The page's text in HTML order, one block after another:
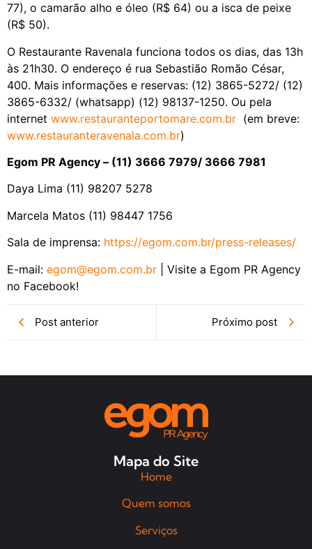
77), o camarão alho e óleo (R$ 64) ou a isca de peixe
(R$ 50).
O Restaurante Ravenala funciona todos os dias, das 13h
às 21h30. O endereço é rua Sebastião Romão César,
400. Mais informações e reservas: (12) 3865-5272/ (12)
3865-6332/ (whatsapp) (12) 98137-1250. Ou pela
internet www.restauranteportomare.com.br (em breve:
www.restauranteravenala.com.br)
Egom PR Agency – (11) 3666 7979/ 3666 7981
Daya Lima (11) 98207 5278
Marcela Matos (11) 98447 1756
Sala de imprensa: https://egom.com.br/press-releases/
E-mail: egom@egom.com.br | Visite a Egom PR Agency
no Facebook!
Post anterior Próximo post
Mapa do Site
Home
Quem somos
Serviços